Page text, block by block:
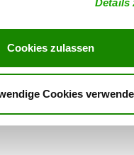
Details
Cookies zulassen
Cookies